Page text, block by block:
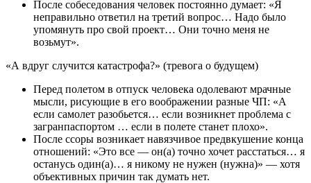
После собеседования человек постоянно думает: «Я
неправильно ответил на третий вопрос… Надо было
упомянуть про свой проект… Они точно меня не
возьмут».
«А вдруг случится катастрофа?» (тревога о будущем)
Перед полетом в отпуск человека одолевают мрачные
мысли, рисующие в его воображении разные ЧП: «А
если самолет разобьется… если возникнет проблема с
загранпаспортом … если в полете станет плохо».
После ссоры возникает навязчивое предвкушение конца
отношений: «Это все — он(а) точно хочет расстаться… я
останусь один(а)… я никому не нужен (нужна)» — хотя
объективных причин так думать нет.